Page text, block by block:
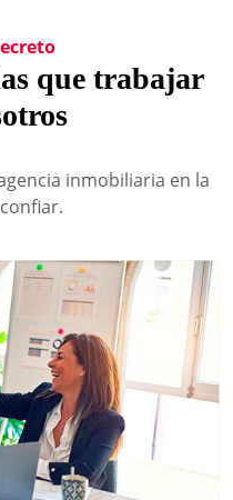
que trabajar
inmobiliaria en la